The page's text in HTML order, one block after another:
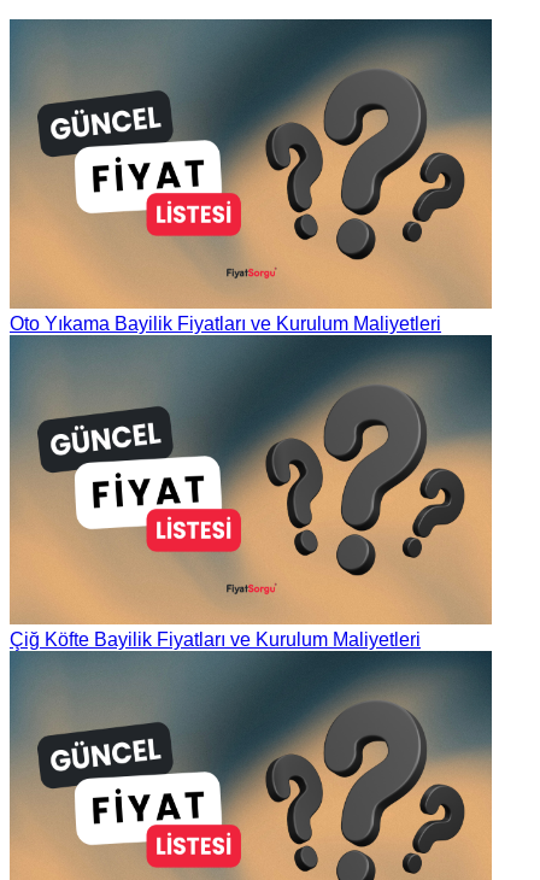
Oto Yıkama Bayilik Fiyatları ve Kurulum Maliyetleri
Çiğ Köfte Bayilik Fiyatları ve Kurulum Maliyetleri